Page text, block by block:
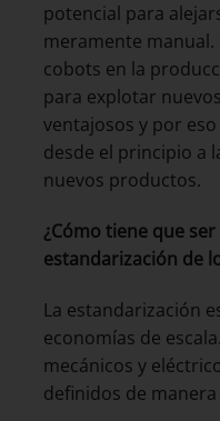
potencial para
meramente
cobots en la
para explotar
ventajosos y por
desde el principio a
nuevos productos.
¿Cómo tiene que
estandarización de
La estandarización
economías de
mecánicos y
definidos de